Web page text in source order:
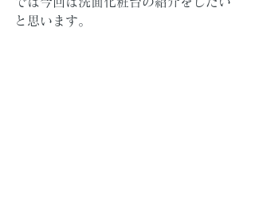
と思います。